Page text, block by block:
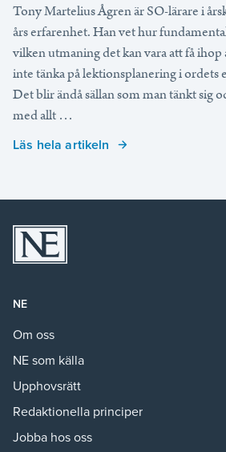
Tony Martelius Ågren är SO-lärare i
års erfarenhet. Han vet hur
vilken utmaning det kan vara att få ihop
inte tänka på lektionsplanering i ordets
Det blir ändå sällan som man tänkt sig
med allt …
Läs hela artikeln
NE
Om oss
NE som källa
Upphovsrätt
Redaktionella principer
Jobba hos oss